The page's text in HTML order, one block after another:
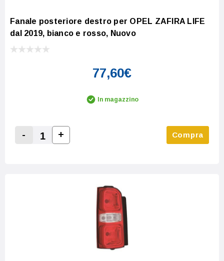
Fanale posteriore destro per OPEL ZAFIRA LIFE
dal 2019, bianco e rosso, Nuovo
77,60€
In magazzino
Decrease Quantity:
-
Increase Quantity:
+ Compra